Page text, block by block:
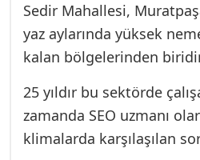
Sedir Mahallesi,
yaz aylarında yüksek
kalan bölgelerinden
düşünüldüğünde,
çıkıp, yaşam kalitemizi
hayati bir zorunluluk
25 yıldır bu sektörde
zamanda SEO uzmanı
klimalarda karşılaşılan